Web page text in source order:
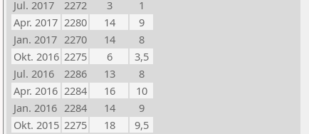
Jul. 2017
2272 3
1
Apr. 2017 2280 14
9
Jan. 2017 2270 14
8
Okt. 2016 2275 6
3,5
Jul. 2016
2286 13
8
Apr. 2016 2284 16
10
Jan. 2016 2284 14
9
Okt. 2015 2275 18
9,5